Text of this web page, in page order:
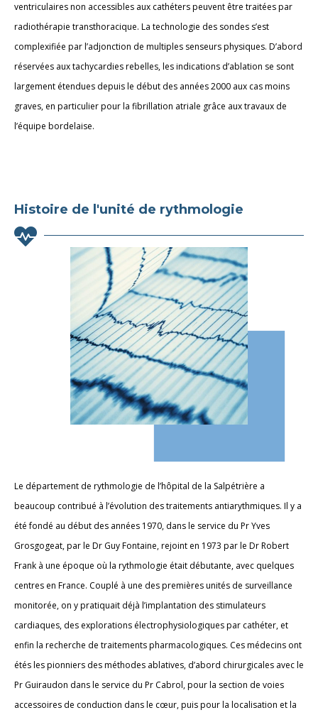
ventriculaires non accessibles aux cathéters peuvent être traitées par
radiothérapie transthoracique. La technologie des sondes s’est
complexifiée par l’adjonction de multiples senseurs physiques. D’abord
réservées aux tachycardies rebelles, les indications d’ablation se sont
largement étendues depuis le début des années 2000 aux cas moins
graves, en particulier pour la fibrillation atriale grâce aux travaux de
l’équipe bordelaise.
Histoire de l'unité de rythmologie
Le département de rythmologie de l’hôpital de la Salpétrière a
beaucoup contribué à l’évolution des traitements antiarythmiques. Il y a
été fondé au début des années 1970, dans le service du Pr Yves
Grosgogeat, par le Dr Guy Fontaine, rejoint en 1973 par le Dr Robert
Frank à une époque où la rythmologie était débutante, avec quelques
centres en France. Couplé à une des premières unités de surveillance
monitorée, on y pratiquait déjà l’implantation des stimulateurs
cardiaques, des explorations électrophysiologiques par cathéter, et
enfin la recherche de traitements pharmacologiques. Ces médecins ont
étés les pionniers des méthodes ablatives, d’abord chirurgicales avec le
Pr Guiraudon dans le service du Pr Cabrol, pour la section de voies
accessoires de conduction dans le cœur, puis pour la localisation et la